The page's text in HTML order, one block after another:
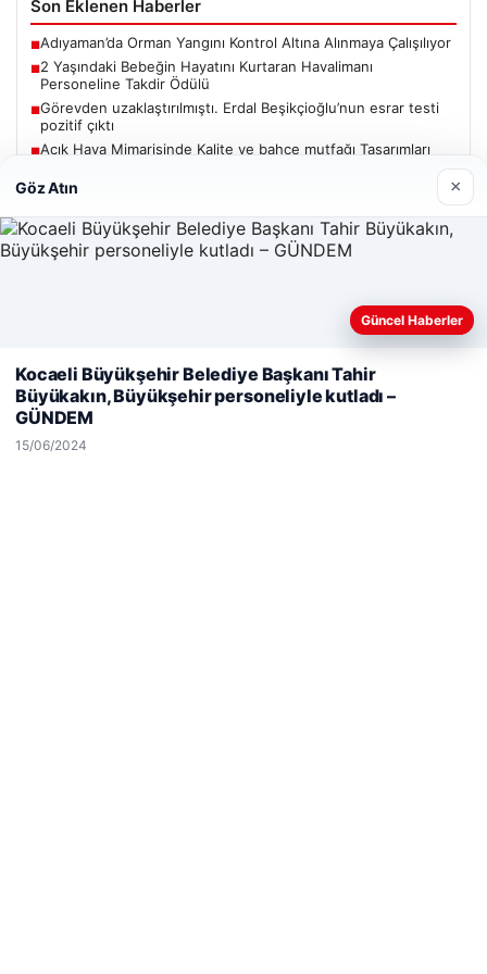
Son Eklenen Haberler
■Adıyaman’da Orman Yangını Kontrol Altına Alınmaya Çalışılıyor
■2 Yaşındaki Bebeğin Hayatını Kurtaran Havalimanı
Personeline Takdir Ödülü
■Görevden uzaklaştırılmıştı. Erdal Beşikçioğlu’nun esrar testi
pozitif çıktı
■Açık Hava Mimarisinde Kalite ve bahçe mutfağı Tasarımları
Altın fiyatları canlı 7 Nisan 2026: Altın fiyatları bugün ne kadar
oldu?
Güncel
06/08/2026
Adıyaman’da Orman Yangını Kontrol Altına Alınmaya
Çalışılıyor
deneyiminizi kişiselleştirmek ve geliştirmek amacıyla çerezler
kullanıyoruz.Çerez Politikamız
Göz Atın ×
Güncel Haberler
Kocaeli Büyükşehir Belediye Başkanı Tahir
Büyükakın, Büyükşehir personeliyle kutladı –
GÜNDEM
15/06/2024